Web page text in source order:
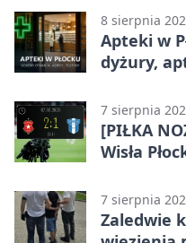
8 sierpnia
Apteki w
dyżury,
7 sierpnia
[PIŁKA
Wisła
7 sierpnia
Zaledwie